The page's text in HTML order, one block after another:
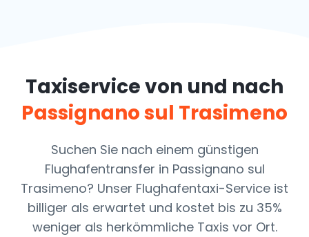
Taxiservice von und nach
Passignano sul Trasimeno
Suchen Sie nach einem günstigen
Flughafentransfer in Passignano sul
Trasimeno? Unser Flughafentaxi-Service ist
billiger als erwartet und kostet bis zu 35%
weniger als herkömmliche Taxis vor Ort.